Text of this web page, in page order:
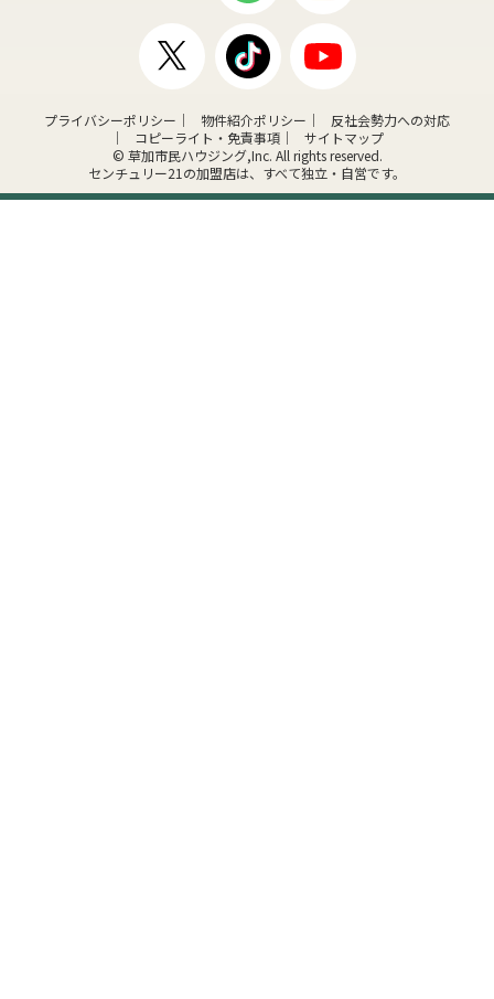
プライバシーポリシー 物件紹介ポリシー
反社会勢力への対応
コピーライト・免責事項
サイトマップ
© 草加市民ハウジング,Inc. All rights reserved.
センチュリー21の加盟店は、すべて独立・自営です。